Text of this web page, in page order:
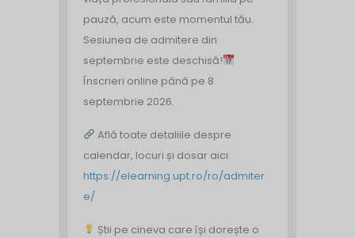
pauză, acum este momentul tău.
Sesiunea de admitere din
septembrie este deschisă!
Înscrieri online până pe 8
septembrie 2026.
Află toate detaliile despre
calendar, locuri și dosar aici:
https://elearning.upt.ro/ro/admiter
e/
Știi pe cineva care își dorește o